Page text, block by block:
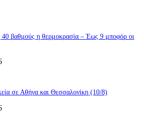
40 βαθμούς η θερμοκρασία – Έως 9 μποφόρ οι
σε Αθήνα και Θεσσαλονίκη (10/8)